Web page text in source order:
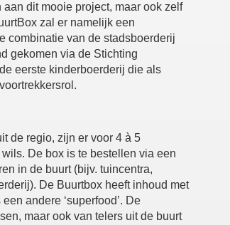
dit mooie project, maar ook zelf
zal er namelijk een
combinatie van de stadsboerderij
gekomen via de Stichting
eerste kinderboerderij die als
de regio, zijn er voor 4 à 5
De box is te bestellen via een
in de buurt (bijv. tuincentra,
De Buurtbox heeft inhoud met
andere ‘superfood’. De
maar ook van telers uit de buurt